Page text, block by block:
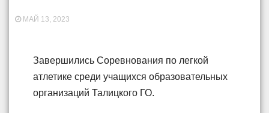
МАЙ 13, 2023
Завершились Соревнования по легкой
атлетике среди учащихся образовательных
организаций Талицкого ГО.